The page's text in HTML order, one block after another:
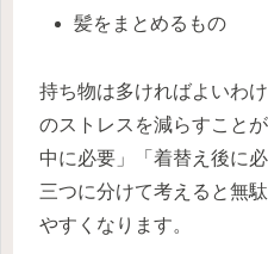
髪をまとめるもの
持ち物は多ければよいわ
のストレスを減らすこと
中に必要」「着替え後に
三つに分けて考えると無
やすくなります。